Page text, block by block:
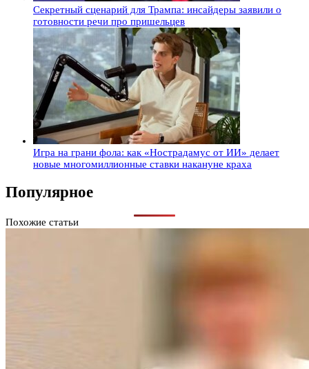
Секретный сценарий для Трампа: инсайдеры заявили о
готовности речи про пришельцев
Игра на грани фола: как «Нострадамус от ИИ» делает
новые многомиллионные ставки накануне краха
Популярное
Похожие статьи